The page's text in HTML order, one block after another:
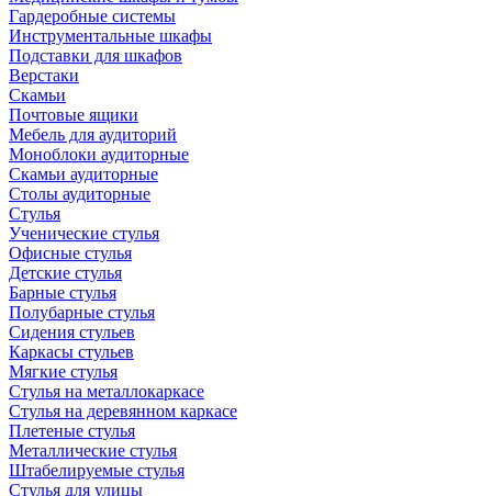
Гардеробные системы
Инструментальные шкафы
Подставки для шкафов
Верстаки
Скамьи
Почтовые ящики
Мебель для аудиторий
Моноблоки аудиторные
Скамьи аудиторные
Столы аудиторные
Стулья
Ученические стулья
Офисные стулья
Детские стулья
Барные стулья
Полубарные стулья
Сидения стульев
Каркасы стульев
Мягкие стулья
Стулья на металлокаркасе
Стулья на деревянном каркасе
Плетеные стулья
Металлические стулья
Штабелируемые стулья
Стулья для улицы